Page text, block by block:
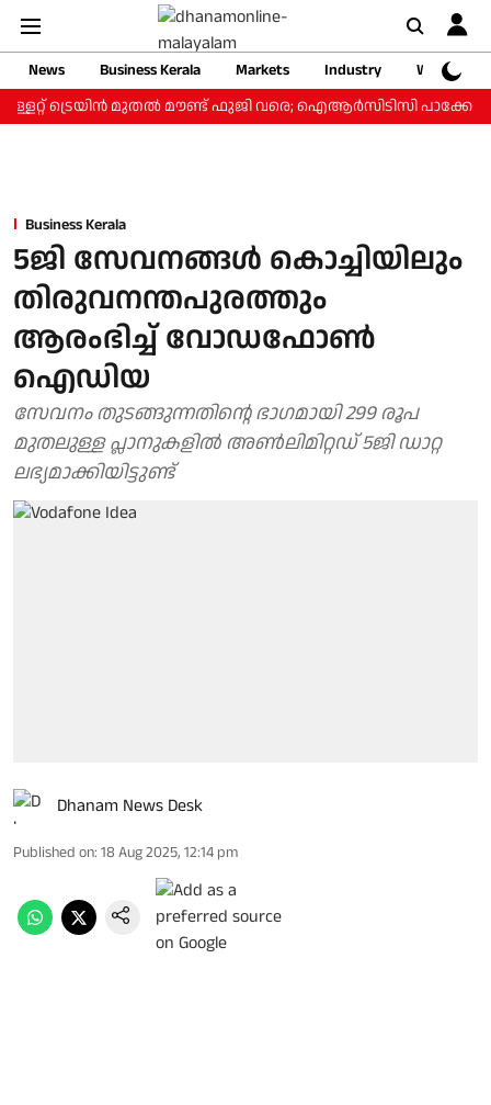
News Business Kerala Markets Industry
Web
ട്രെയിന്‍ മുതല്‍ മൗണ്ട് ഫുജി വരെ; ഐആര്‍സിടിസി പാക്കേജ്
Business Kerala
5ജി സേവനങ്ങള്‍ കൊച്ചിയിലും
തിരുവനന്തപുരത്തും
ആരംഭിച്ച് വോഡഫോണ്‍
ഐഡിയ
സേവനം തുടങ്ങുന്നതിന്റെ ഭാഗമായി 299 രൂപ
മുതലുള്ള പ്ലാനുകളില്‍ അണ്‍ലിമിറ്റഡ് 5ജി ഡാറ്റ
ലഭ്യമാക്കിയിട്ടുണ്ട്
Dhanam News Desk
Published on: 18 Aug 2025, 12:14 pm